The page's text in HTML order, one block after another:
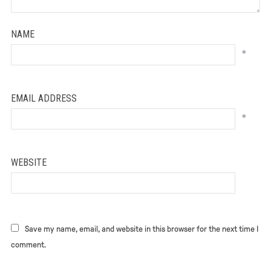
NAME
*
EMAIL ADDRESS
*
WEBSITE
Save my name, email, and website in this browser for the next time I
comment.